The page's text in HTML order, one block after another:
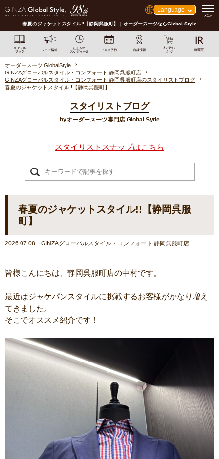
Language
春夏のジャケットスタイル!!【静岡呉服町】｜オーダースーツならGlobal Style
オーダースーツ GlobalStyle
GINZAグローバルスタイル・コンフォート 静岡呉服町店
GINZAグローバルスタイル・コンフォート 静岡呉服町店のスタイリストブログ
春夏のジャケットスタイル!!【静岡呉服町】
スタイリストブログ
byオーダースーツ専門店 Global Sytle
スタイリストスナップはこちら
春夏のジャケットスタイル!!【静岡呉服
町】
2026.07.08 GINZAグローバルスタイル・コンフォート 静岡呉服町店
皆様こんにちは、静岡呉服町店の中村です。
最近はジャケパンスタイルに挑戦するお客様がかなり増え
てきました。
そこでオススメ紹介です！